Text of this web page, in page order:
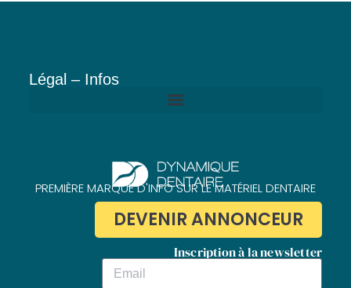
Légal – Infos
PREMIÈRE MARQUE D'INFO SUR LE MATÉRIEL DENTAIRE
DEVENIR ANNONCEUR
Inscription à la newsletter